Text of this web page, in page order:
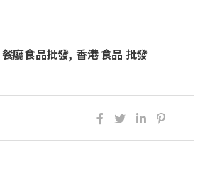
餐廳食品批發 香港 食品 批發